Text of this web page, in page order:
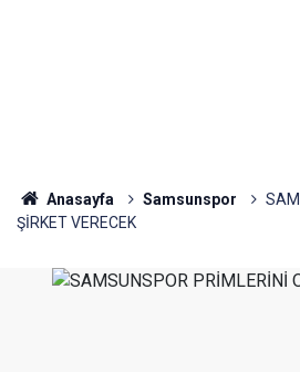
Anasayfa Samsunspor
ŞİRKET VERECEK